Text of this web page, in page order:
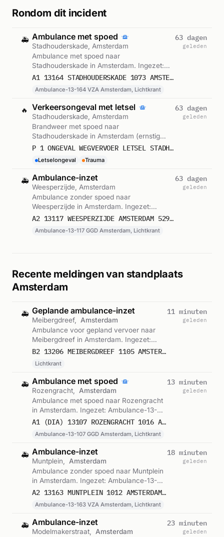
Rondom dit incident
🚑 Ambulance met spoed
Stadhouderskade, Amsterdam
Ambulance met spoed naar
Stadhouderskade in Amsterdam. Ingezet:
Ambulance-13-164 VZA Amsterdam,
A1 13164 STADHOUDERSKADE 1073 AMSTERDAM 52917
Ambulance-13-164 VZA Amsterdam, Lichtkrant
63 dagen
geleden
🔥 Verkeersongeval met letsel
Stadhouderskade, Amsterdam
Brandweer met spoed naar
Stadhouderskade in Amsterdam (ernstig
letsel). Gemeld om 16:26.
P 1 ONGEVAL WEGVERVOER LETSEL STADHOUDERSKADE AMSTERDAM
Letselongeval Trauma
63 dagen
geleden
🚑 Ambulance-inzet
Weesperzijde, Amsterdam
Ambulance zonder spoed naar
Weesperzijde in Amsterdam. Ingezet:
Ambulance-13-117 GGD Amsterdam,
A2 13117 WEESPERZIJDE AMSTERDAM 52929
Ambulance-13-117 GGD Amsterdam, Lichtkrant
63 dagen
geleden
Recente meldingen van standplaats
Amsterdam
🚑 Geplande ambulance-inzet
Meibergdreef, Amsterdam
Ambulance voor gepland vervoer naar
Meibergdreef in Amsterdam. Ingezet:
Lichtkrant. Gemeld om 23:13.
B2 13206 MEIBERGDREEF 1105 AMSTERDAM 75816
Lichtkrant
11 minuten
geleden
🚑 Ambulance met spoed
Rozengracht, Amsterdam
Ambulance met spoed naar Rozengracht
in Amsterdam. Ingezet: Ambulance-13-
107 GGD Amsterdam, Lichtkrant. GemeldA1 (DIA) 13107 ROZENGRACHT 1016 AMSTERDAM 75815
Ambulance-13-107 GGD Amsterdam, Lichtkrant
13 minuten
geleden
🚑 Ambulance-inzet
Muntplein, Amsterdam
Ambulance zonder spoed naar Muntplein
in Amsterdam. Ingezet: Ambulance-13-
163 VZA Amsterdam, Lichtkrant. GemeldA2 13163 MUNTPLEIN 1012 AMSTERDAM 75814
Ambulance-13-163 VZA Amsterdam, Lichtkrant
18 minuten
geleden
🚑 Ambulance-inzet
Modelmakerstraat, Amsterdam
23 minuten
geleden